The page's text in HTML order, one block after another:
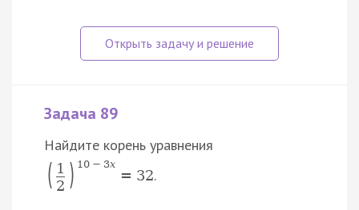
Задача 89
Найдите корень уравнения
( 1
2 ) 10 − 3x
= 32.